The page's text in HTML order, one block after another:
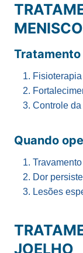
MENISCO
Fisioterapia
Controle da
Quando
Dor
Lesões
JOELHO